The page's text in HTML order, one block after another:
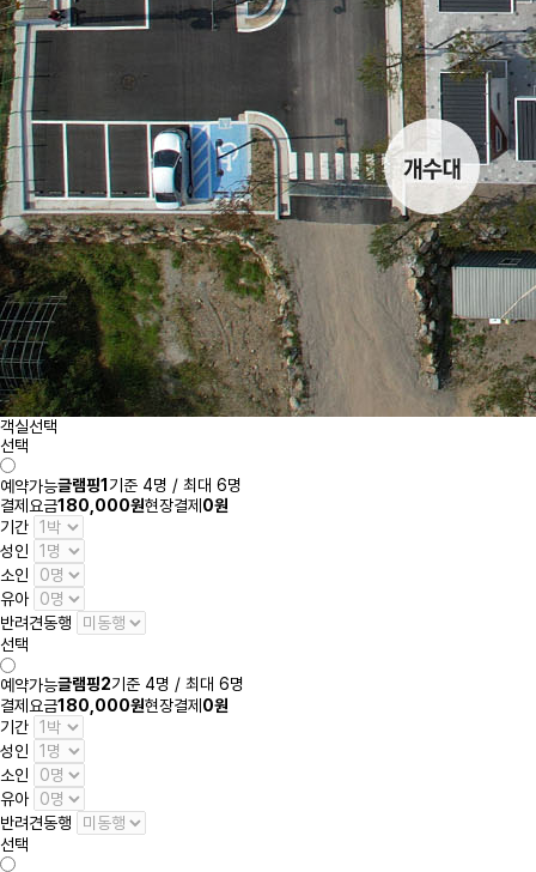
객실선택
선택
예약가능글램핑1 기준 4명 / 최대 6명
결제요금180,000원현장결제 0원
기간
성인
소인
유아
반려견동행
선택
예약가능글램핑2기준 4명 / 최대 6명
결제요금180,000원현장결제 0원
기간
성인
소인
유아
반려견동행
선택